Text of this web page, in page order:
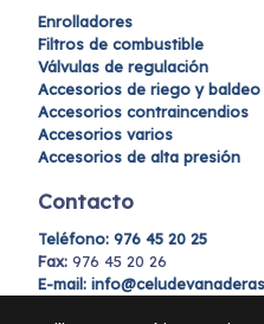
Enrolladores
Filtros de combustible
Válvulas de regulación
Accesorios de riego y baldeo
Accesorios contraincendios
Accesorios varios
Accesorios de alta presión
Contacto
Teléfono: 976 45 20 25
Fax: 976 45 20 26
E-mail: